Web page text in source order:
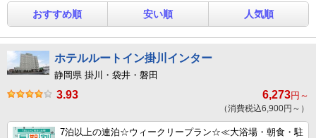
おすすめ順 安い順 人気順
ホテルルートイン掛川インター
静岡県 掛川・袋井・磐田
3.93 6,273円～
（消費税込6,900円～）
7泊以上の連泊☆ウィークリープラン☆≪大浴場・朝食・駐